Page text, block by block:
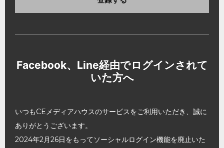
Facebook、Line経由でログインされて
いた方へ
いつもCEメディアハウスのサービスをご利用いただき、誠に
ありがとうございます。
2024年2月26日をもってソーシャルログイン機能を廃止いた